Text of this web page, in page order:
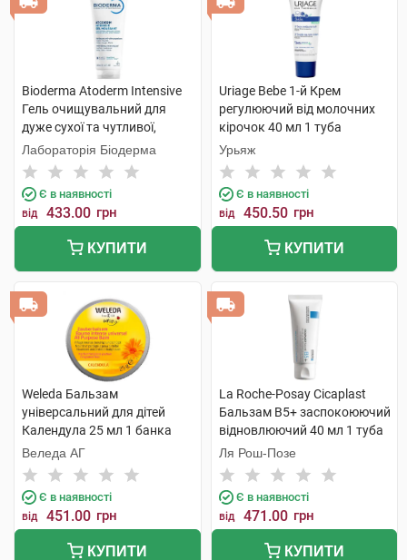
Bioderma Atoderm Intensive
Гель очищувальний для
дуже сухої та чутливої,
атопічної шкіри 200 мл 1
туба
Лабораторія Біодерма
Є в наявності
від 433.00 грн
КУПИТИ
Uriage Bebe 1-й Крем
регулюючий від молочних
кірочок 40 мл 1 туба
Урьяж
Є в наявності
від 450.50 грн
КУПИТИ
Weleda Бальзам
універсальний для дітей
Календула 25 мл 1 банка
Веледа АГ
Є в наявності
від 451.00 грн
КУПИТИ
La Roche-Posay Cicaplast
Бальзам B5+ заспокоюючий
відновлюючий 40 мл 1 туба
Ля Рош-Позе
Є в наявності
від 471.00 грн
КУПИТИ